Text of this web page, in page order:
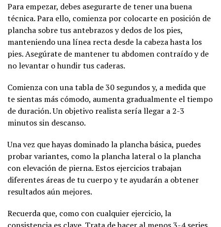
Para empezar, debes asegurarte de tener una buena
técnica. Para ello, comienza por colocarte en posición de
plancha sobre tus antebrazos y dedos de los pies,
manteniendo una línea recta desde la cabeza hasta los
pies. Asegúrate de mantener tu abdomen contraído y de
no levantar o hundir tus caderas.
Comienza con una tabla de 30 segundos y, a medida que
te sientas más cómodo, aumenta gradualmente el tiempo
de duración. Un objetivo realista sería llegar a 2-3
minutos sin descanso.
Una vez que hayas dominado la plancha básica, puedes
probar variantes, como la plancha lateral o la plancha
con elevación de pierna. Estos ejercicios trabajan
diferentes áreas de tu cuerpo y te ayudarán a obtener
resultados aún mejores.
Recuerda que, como con cualquier ejercicio, la